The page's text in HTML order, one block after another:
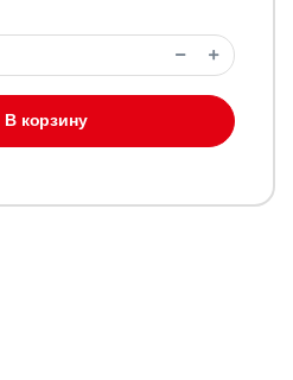
В корзину